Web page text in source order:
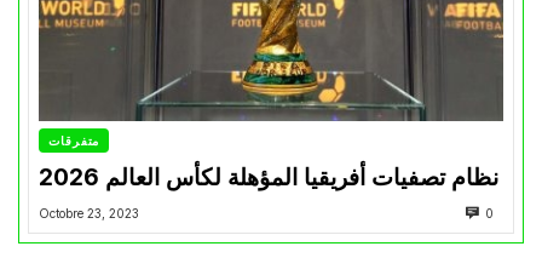
متفرقات
نظام تصفيات أفريقيا المؤهلة لكأس العالم 2026
Octobre 23, 2023 0